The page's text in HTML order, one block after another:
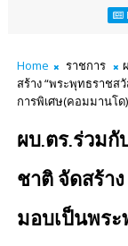
Home ราชการ
สร้าง “พระพุทธราชส
การพิเศษ(คอมมานโด
ผบ.ตร.ร่วมกั
ชาติ จัดสร้า
มอบเป็นพร